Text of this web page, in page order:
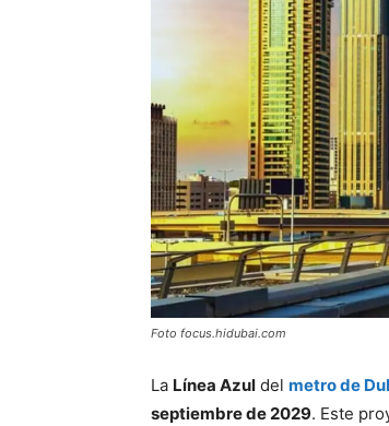
Foto focus.hidubai.com
La Línea Azul del metro de
septiembre de 2029. Este